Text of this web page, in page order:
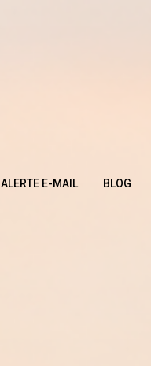
ALERTE E-MAIL BLOG